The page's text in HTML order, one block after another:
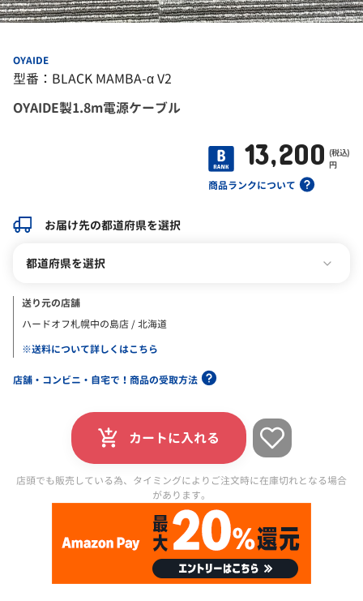
OYAIDE
型番：BLACK MAMBA-α V2
OYAIDE製1.8m電源ケーブル
商品ランクについて
13,200 (税込)
円
お届け先の都道府県を選択
都道府県を選択
送り元の店舗
ハードオフ札幌中の島店 / 北海道
※送料について詳しくはこちら
店舗・コンビニ・自宅で！商品の受取方法
カートに入れる
店頭でも販売している為、タイミングによりご注文時に在庫切れとなる場合
があります。